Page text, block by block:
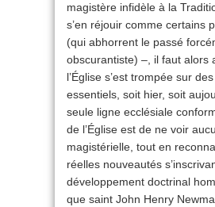
magistère infidèle à la
s’en réjouir comme certains
(qui abhorrent le passé
obscurantiste) –, il faut alors
l’Église s’est trompée sur
essentiels, soit hier, soit
seule ligne ecclésiale
de l’Église est de ne voir
magistérielle, tout en
réelles nouveautés
développement doctrinal
que saint John Henry